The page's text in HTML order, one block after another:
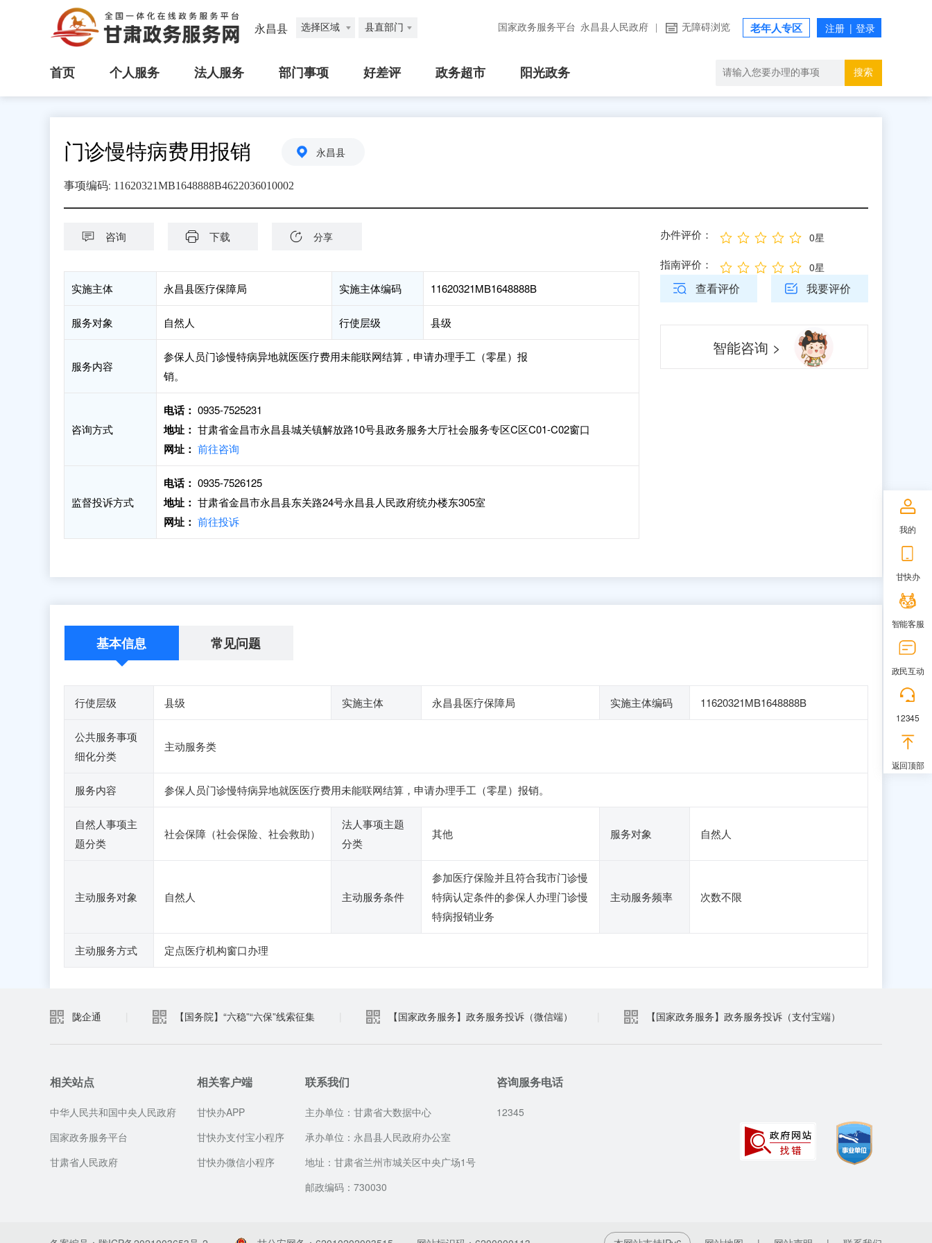
永昌县 选择区域 县直部门 国家政务服务平台 永昌县人民政府 无障碍浏览 老年人专区
首页 个人服务 法人服务 部门事项 好差评 政务超市 阳光政务 搜索
门诊慢特病费用报销 永昌县
事项编码: 11620321MB1648888B4622036010002
咨询 下载 分享
实施主体 永昌县医疗保障局 实施主体编码 11620321MB1648888B
服务对象 自然人 行使层级 县级
服务内容
参保人员门诊慢特病异地就医医疗费用未能联网结算，申请办理手工（零星）报
销。
咨询方式
电话： 0935-7525231
地址： 甘肃省金昌市永昌县城关镇解放路10号县政务服务大厅社会服务专区C区C01-C02窗口
网址： 前往咨询
监督投诉方式
电话： 0935-7526125
地址： 甘肃省金昌市永昌县东关路24号永昌县人民政府统办楼东305室
网址： 前往投诉
办件评价： 0星
指南评价： 0星
查看评价 我要评价
智能咨询 >
基本信息 常见问题
行使层级 县级 实施主体 永昌县医疗保障局 实施主体编码 11620321MB1648888B
公共服务事项
细化分类
主动服务类
服务内容 参保人员门诊慢特病异地就医医疗费用未能联网结算，申请办理手工（零星）报销。
自然人事项主
题分类
社会保障（社会保险、社会救助）
法人事项主题
分类
其他 服务对象 自然人
主动服务对象 自然人 主动服务条件
参加医疗保险并且符合我市门诊慢
特病认定条件的参保人办理门诊慢
特病报销业务
主动服务频率 次数不限
主动服务方式 定点医疗机构窗口办理
陇企通 【国务院】“六稳”“六保”线索征集 【国家政务服务】政务服务投诉（微信端） 【国家政务服务】政务服务投诉（支付宝端）
相关站点
中华人民共和国中央人民政府
国家政务服务平台
甘肃省人民政府
相关客户端
甘快办APP
甘快办支付宝小程序
甘快办微信小程序
联系我们
主办单位：甘肃省大数据中心
承办单位：永昌县人民政府办公室
地址：甘肃省兰州市城关区中央广场1号
邮政编码：730030
咨询服务电话
12345
我的
甘快办
智能客服
政民互动
12345
返回顶部